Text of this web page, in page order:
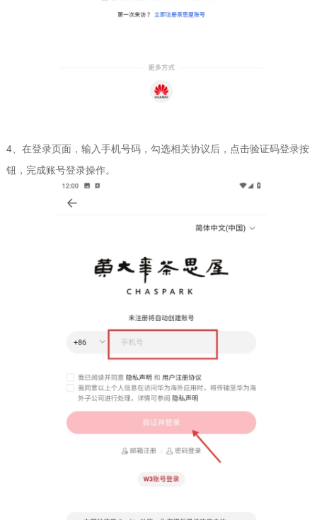
4、在登录页面，输入手机号码，勾选相关协议后，点击验证码登录按
钮，完成账号登录操作。